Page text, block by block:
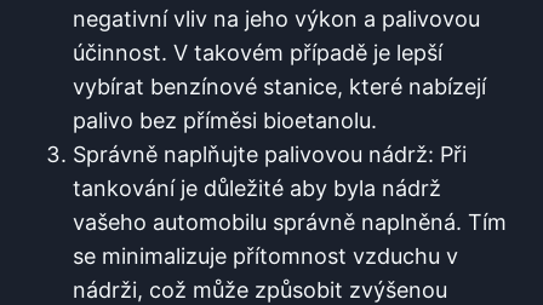
negativní vliv na jeho‌ výkon a‌ palivovou
účinnost. V takovém případě je lepší
vybírat benzínové‍ stanice,‌ které nabízejí
palivo bez příměsi bioetanolu.
Správně naplňujte palivovou nádrž: Při
tankování je důležité aby byla nádrž
vašeho automobilu ⁤správně naplněná. Tím
⁢se minimalizuje přítomnost vzduchu v
nádrži, což může způsobit zvýšenou